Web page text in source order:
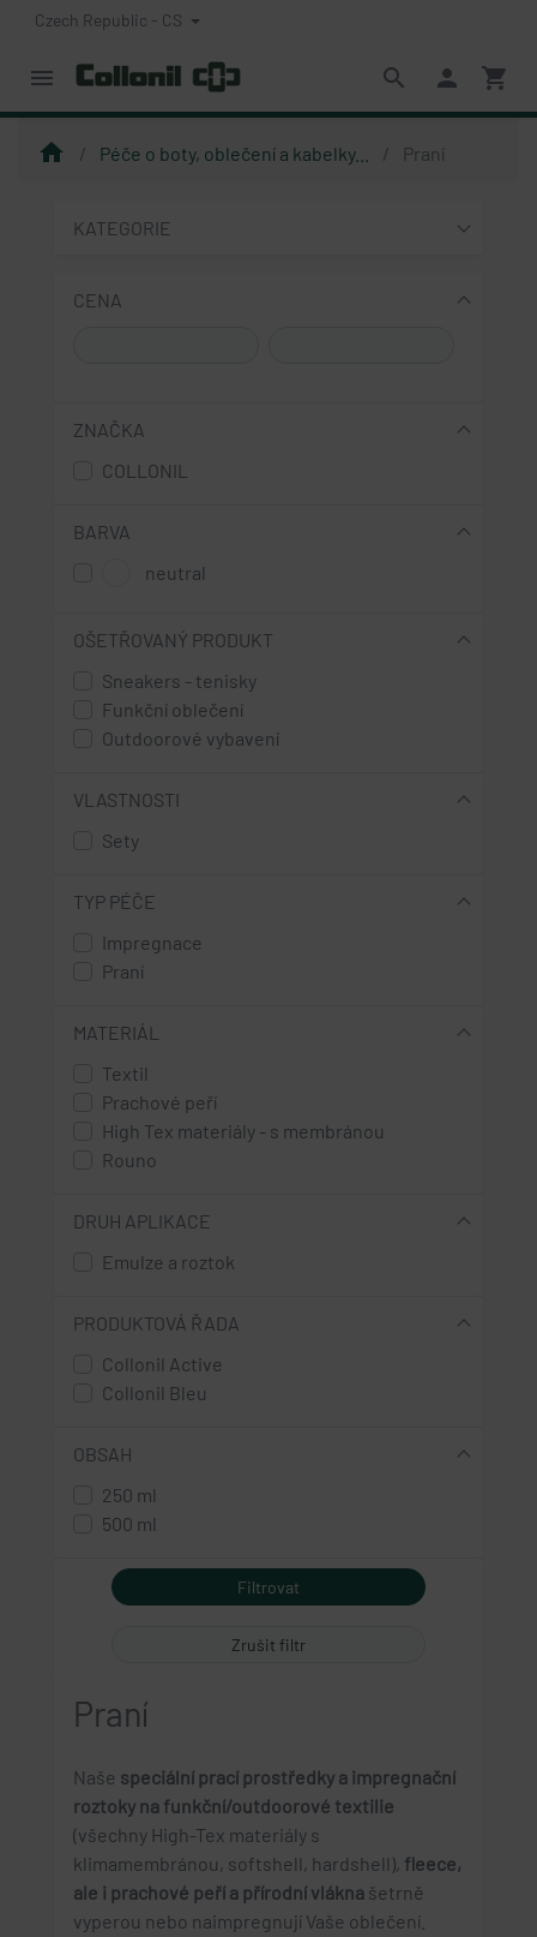
Czech Republic - CS
menu search person shopping_cart
home Péče o boty, oblečení a kabelky... Praní
KATEGORIE
CENA
ZNAČKA
COLLONIL
BARVA
neutral
OŠETŘOVANÝ PRODUKT
Sneakers - tenisky
Funkční oblečení
Outdoorové vybavení
VLASTNOSTI
Sety
TYP PÉČE
Impregnace
Praní
MATERIÁL
Textil
Prachové peří
High Tex materiály - s membránou
Rouno
DRUH APLIKACE
Emulze a roztok
PRODUKTOVÁ ŘADA
Collonil Active
Collonil Bleu
OBSAH
250 ml
500 ml
Zrušit filtr
Praní
Naše speciální prací prostředky a impregnační
roztoky na funkční/outdoorové textilie
(všechny High-Tex materiály s
klimamembránou, softshell, hardshell), fleece,
ale i prachové peří a přírodní vlákna šetrně
vyperou nebo naimpregnují Vaše oblečení.